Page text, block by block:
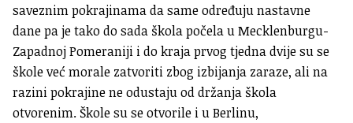
saveznim pokrajinama da same određuju nastavne
dane pa je tako do sada škola počela u Mecklenburgu-
Zapadnoj Pomeraniji i do kraja prvog tjedna dvije su se
škole već morale zatvoriti zbog izbijanja zaraze, ali na
razini pokrajine ne odustaju od držanja škola
otvorenim. Škole su se otvorile i u Berlinu,